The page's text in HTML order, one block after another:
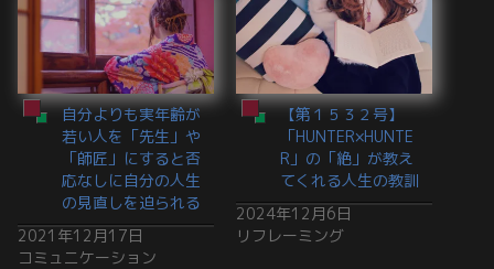
自分よりも実年齢が
若い人を「先生」や
「師匠」にすると否
応なしに自分の人生
の見直しを迫られる
2021年12月17日
コミュニケーション
【第１５３２号】
「HUNTER×HUNTE
R」の「絶」が教え
てくれる人生の教訓
2024年12月6日
リフレーミング